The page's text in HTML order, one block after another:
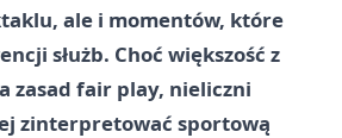
ale i momentów, które
służb. Choć większość z
zasad fair play, nieliczni
zinterpretować sportową